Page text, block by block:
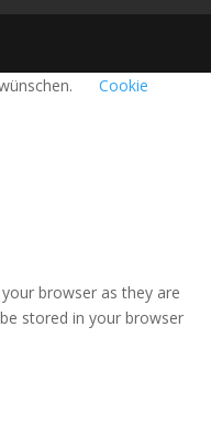
Cookie
browser as they are
stored in your browser